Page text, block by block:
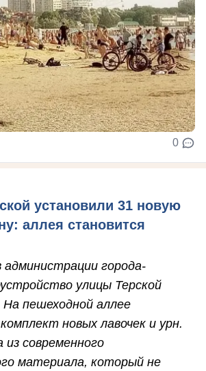
0
установили 31 новую
аллея становится
администрации города-
улицы Терской
пешеходной аллее
новых лавочек и урн.
из современного
материала, который не